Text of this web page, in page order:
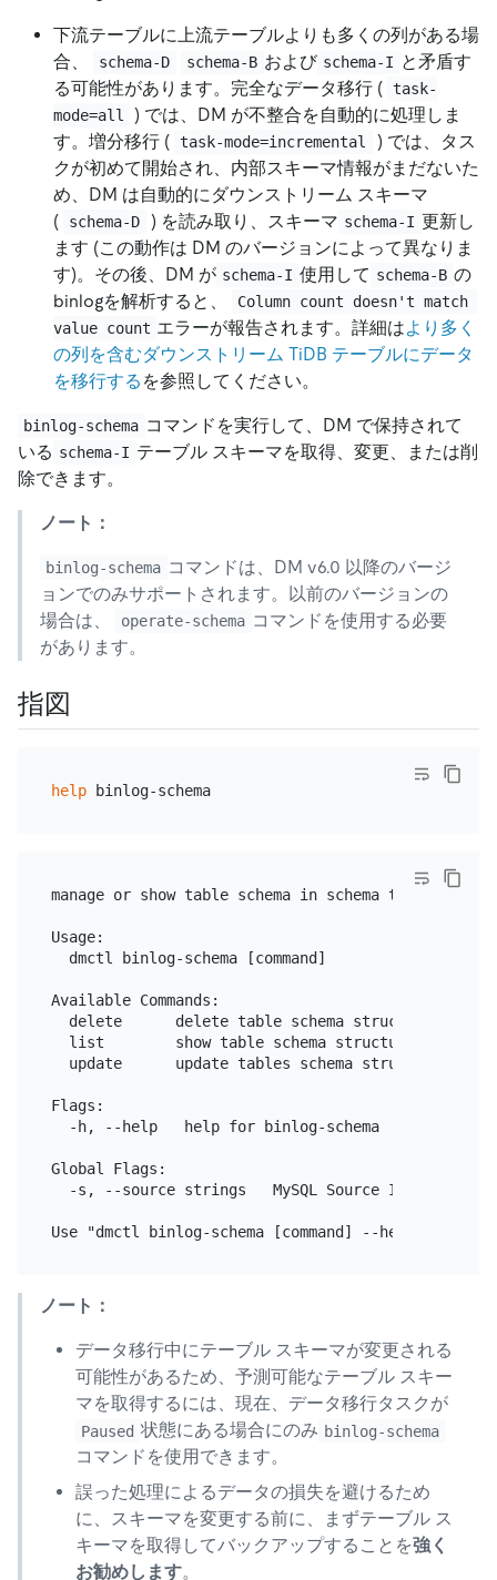
下流テーブルに上流テーブルよりも多くの列がある場
合、
schema-D schema-B および schema-I と矛盾す
る可能性があります。完全なデータ移行 ( task-
mode=all
) では、DM が不整合を自動的に処理しま
す。増分移行 ( task-mode=incremental
) では、タス
クが初めて開始され、内部スキーマ情報がまだないた
め、DM は自動的にダウンストリーム スキーマ
(
schema-D ) を読み取り、スキーマ schema-I 更新し
ます (この動作は DM のバージョンによって異なりま
す)。その後、DM が schema-I 使用して schema-B の
binlogを解析すると、
Column count doesn't match
value count エラーが報告されます。詳細はより多く
の列を含むダウンストリーム TiDB テーブルにデータ
を移行する を参照してください。
binlog-schema コマンドを実行して、DM で保持されて
いる schema-I テーブル スキーマを取得、変更、または削
除できます。
ノート：
binlog-schema コマンドは、DM v6.0 以降のバージ
ョンでのみサポートされます。以前のバージョンの
場合は、
operate-schema コマンドを使用する必要
があります。
指図
help binlog-schema
manage or show table schema in schema tracker
Usage:
  dmctl binlog-schema [command]
Available Commands:
  delete      delete table schema structure
  list        show table schema structure
  update      update tables schema structure
Flags:
  -h, --help   help for binlog-schema
Global Flags:
  -s, --source strings   MySQL Source ID.
ノート：
データ移行中にテーブル スキーマが変更される
可能性があるため、予測可能なテーブル スキー
マを取得するには、現在、データ移行タスクが
Paused 状態にある場合にのみ binlog-schema
コマンドを使用できます。
誤った処理によるデータの損失を避けるため
に、スキーマを変更する前に、まずテーブル ス
キーマを取得してバックアップすることを強く
お勧めします。